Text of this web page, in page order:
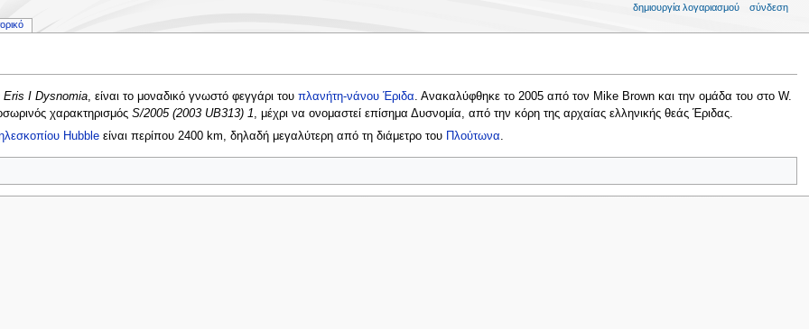
Eris I Dysnomia, είναι το μοναδικό γνωστό φεγγάρι του πλανήτη-νάνου Έριδα . Ανακαλύφθηκε το 2005 από τον Mike Brown και την ομάδα του στο W.
χαρακτηρισμός S/2005 (2003 UB313) 1 , μέχρι να ονομαστεί επίσημα Δυσνομία, από την κόρη της αρχαίας ελληνικής θεάς Έριδας.
Hubbleείναι περίπου 2400 km, δηλαδή μεγαλύτερη από τη διάμετρο του Πλούτωνα.
δημιουργία λογαριασμού σύνδεση